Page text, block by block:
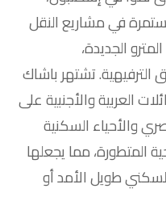
في مشاريع النقل
الجديدة،
الترفيهية. تشتهر باشاك
العربية والأجنبية على
والأحياء السكنية
المتطورة، مما يجعلها
السكني طويل الأمد أو